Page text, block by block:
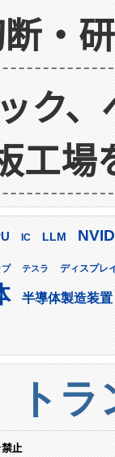
・
ク
工場
IC LLM
プ テスラ ディスプレ
半導体製造装置
ト
止